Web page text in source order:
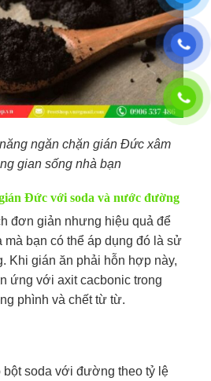
ngăn chặn gián Đức xâm
gian sống nhà bạn
Đức với soda và nước đường
đơn giản nhưng hiệu quả để
bạn có thể áp dụng đó là sử
Khi gián ăn phải hỗn hợp này,
ứng với axit cacbonic trong
phình và chết từ từ.
soda với đường theo tỷ lệ